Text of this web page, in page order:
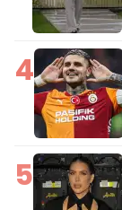
4
5